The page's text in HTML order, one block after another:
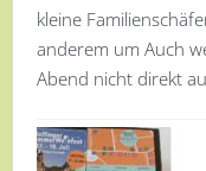
kleine
anderem um Auch
Abend nicht direkt